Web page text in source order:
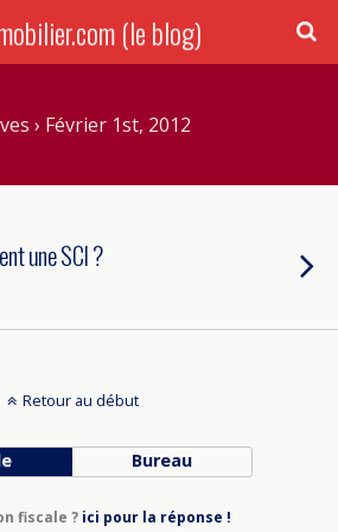
(le blog)
› Février 1st, 2012
une SCI ?
Retour au début
Bureau
fiscale ? ici pour la réponse !